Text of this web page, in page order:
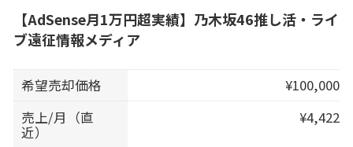
【AdSense月1万円超実績】乃木坂46推し活・ライ
ブ遠征情報メディア
希望売却価格
¥100,000
売上/月（直
近）
¥4,422